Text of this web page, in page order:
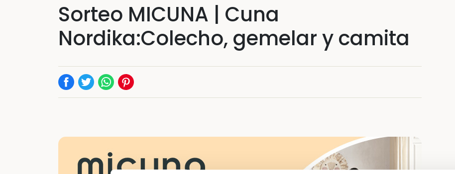
Sorteo MICUNA | Cuna
Nordika:Colecho, gemelar y camita